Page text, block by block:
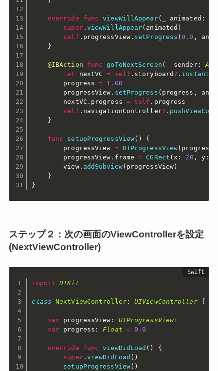
override func viewWillAppear( animated :
super. viewWillAppear( animated )
self . progressView. setProgress (0.0 ,
}
@IBAction func goToNextScreen ( sender: Any
let
nextVC = self . storyboard ? .
        progress
= 1.00
        progressView
. setProgress ( progress ,
        nextVC
. progress = self . progress
self . navigationController? .
}
func setupProgressView( )
{
        progressView
= UIProgressView(
        progressView
. frame = CGRect ( x : 20 , y:
        view
. addSubview( progressView )
}
}
ステップ２：次の画面のViewControllerを設定
(NextViewController)
import UIKit
class NextViewController: UIViewController {
var progressView : UIProgressView!
var progress : Float = 0.0
override func viewDidLoad ( )
{
super. viewDidLoad ( )
setupProgressView( )